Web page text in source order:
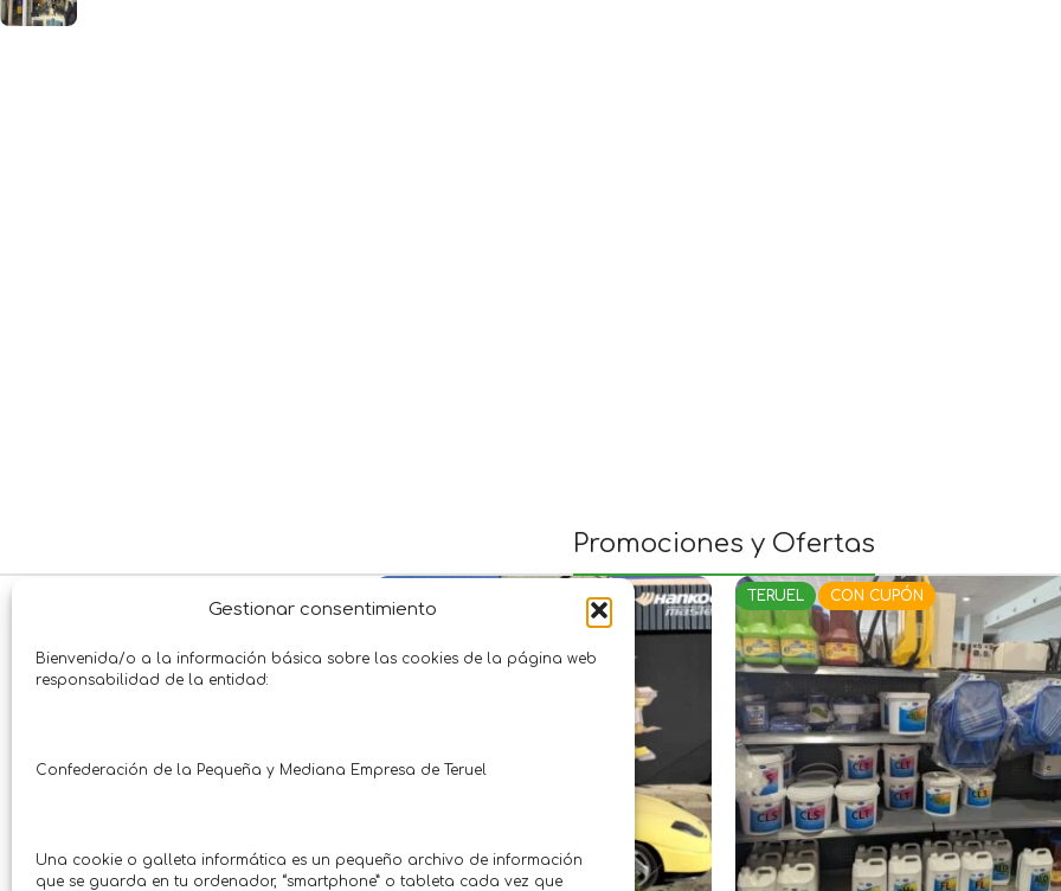
Gestionar consentimiento
Bienvenida/o a la información básica sobre las cookies de la página web
responsabilidad de la entidad:
Confederación de la Pequeña y Mediana Empresa de Teruel
Una cookie o galleta informática es un pequeño archivo de información
que se guarda en tu ordenador, “smartphone” o tableta cada vez que
Promociones y Ofertas
TERUEL CON CUPÓN